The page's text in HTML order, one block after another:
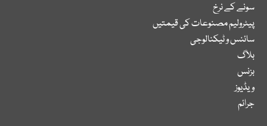
سونے کے نرخ
پیٹرولیم مصنوعات کی قیمتیں
سائنس و ٹیکنالوجی
بلاگ
بزنس
ویڈیوز
جرائم